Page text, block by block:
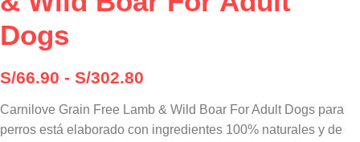
Dogs
S/66.90 - S/302.80
Carnilove Grain Free Lamb & Wild Boar For Adult Dogs para
perros está elaborado con ingredientes 100% naturales y de